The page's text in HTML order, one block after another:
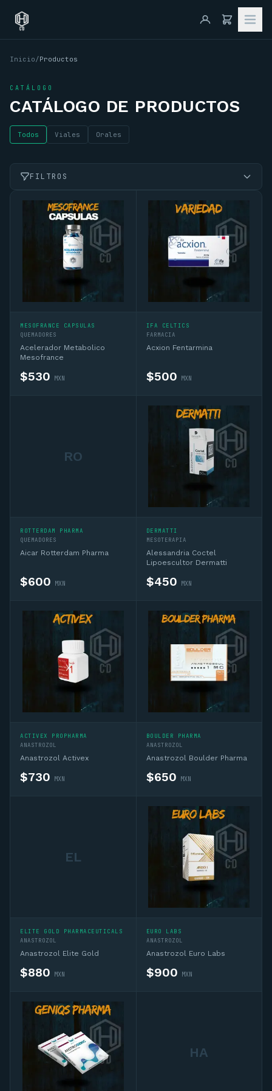
Inicio/Productos
CATÁLOGO
CATÁLOGO DE PRODUCTOS
Todos Viales Orales
FILTROS
MESOFRANCE CAPSULAS
QUEMADORES
Acelerador Metabolico
Mesofrance
$530 MXN
IFA CELTICS
FARMACIA
Acxion Fentarmina
$500 MXN
RO
ROTTERDAM PHARMA
QUEMADORES
Aicar Rotterdam Pharma
$600 MXN
DERMATTI
MESOTERAPIA
Alessandria Coctel
Lipoescultor Dermatti
$450 MXN
ACTIVEX PROPHARMA
ANASTROZOL
Anastrozol Activex
$730 MXN
BOULDER PHARMA
ANASTROZOL
Anastrozol Boulder Pharma
$650 MXN
EL
ELITE GOLD PHARMACEUTICALS
ANASTROZOL
Anastrozol Elite Gold
$880 MXN
EURO LABS
ANASTROZOL
Anastrozol Euro Labs
$900 MXN
HA